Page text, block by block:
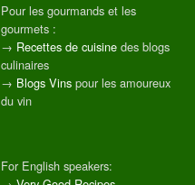
Pour les gourmands et les
gourmets :
→ Recettes de cuisine des blogs
culinaires
→ Blogs Vins pour les amoureux
du vin
For English speakers: